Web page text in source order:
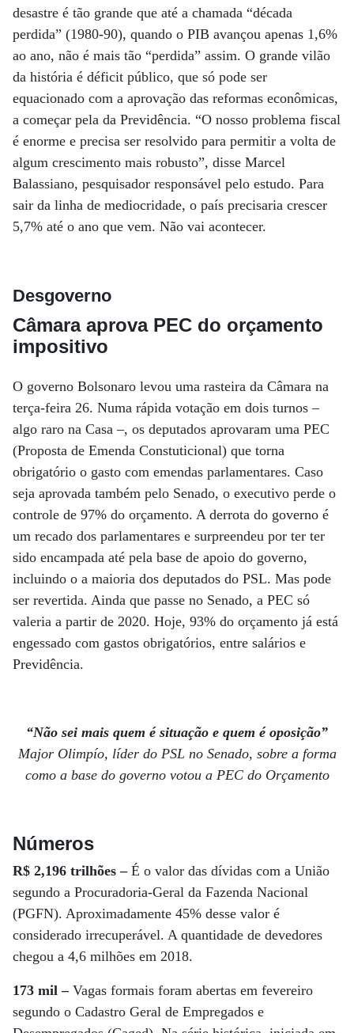
desastre é tão grande que até a chamada “década
perdida” (1980-90), quando o PIB avançou apenas 1,6%
ao ano, não é mais tão “perdida” assim. O grande vilão
da história é déficit público, que só pode ser
equacionado com a aprovação das reformas econômicas,
a começar pela da Previdência. “O nosso problema fiscal
é enorme e precisa ser resolvido para permitir a volta de
algum crescimento mais robusto”, disse Marcel
Balassiano, pesquisador responsável pelo estudo. Para
sair da linha de mediocridade, o país precisaria crescer
5,7% até o ano que vem. Não vai acontecer.
Desgoverno
Câmara aprova PEC do orçamento
impositivo
O governo Bolsonaro levou uma rasteira da Câmara na
terça-feira 26. Numa rápida votação em dois turnos –
algo raro na Casa –, os deputados aprovaram uma PEC
(Proposta de Emenda Constuticional) que torna
obrigatório o gasto com emendas parlamentares. Caso
seja aprovada também pelo Senado, o executivo perde o
controle de 97% do orçamento. A derrota do governo é
um recado dos parlamentares e surpreendeu por ter ter
sido encampada até pela base de apoio do governo,
incluindo o a maioria dos deputados do PSL. Mas pode
ser revertida. Ainda que passe no Senado, a PEC só
valeria a partir de 2020. Hoje, 93% do orçamento já está
engessado com gastos obrigatórios, entre salários e
Previdência.
“Não sei mais quem é situação e quem é oposição”
Major Olimpío, líder do PSL no Senado, sobre a forma
como a base do governo votou a PEC do Orçamento
Números
R$ 2,196 trilhões –É o valor das dívidas com a União
segundo a Procuradoria-Geral da Fazenda Nacional
(PGFN). Aproximadamente 45% desse valor é
considerado irrecuperável. A quantidade de devedores
chegou a 4,6 milhões em 2018.
173 mil –Vagas formais foram abertas em fevereiro
segundo o Cadastro Geral de Empregados e